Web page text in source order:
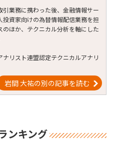
引業務に携わった後、金融情報サー
投資家向けの為替情報配信業務を担
のほか、テクニカル分析を軸にした
ナリスト連盟認定テクニカルアナリ
岩間 大祐の別の記事を読む
ンキング